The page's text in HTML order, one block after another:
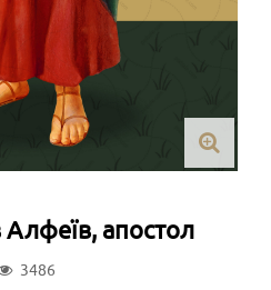
Алфеїв, апостол
3486